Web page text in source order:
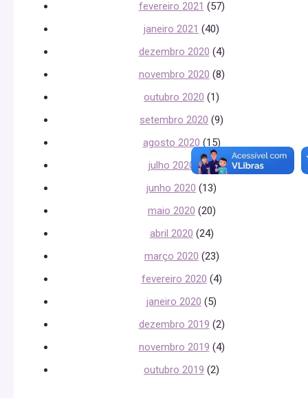
fevereiro 2021 (57)
janeiro 2021 (40)
dezembro 2020 (4)
novembro 2020 (8)
outubro 2020 (1)
setembro 2020 (9)
agosto 2020 (15)
julho 2020 (23)
junho 2020 (13)
maio 2020 (20)
abril 2020 (24)
março 2020 (23)
fevereiro 2020 (4)
janeiro 2020 (5)
dezembro 2019 (2)
novembro 2019 (4)
outubro 2019 (2)